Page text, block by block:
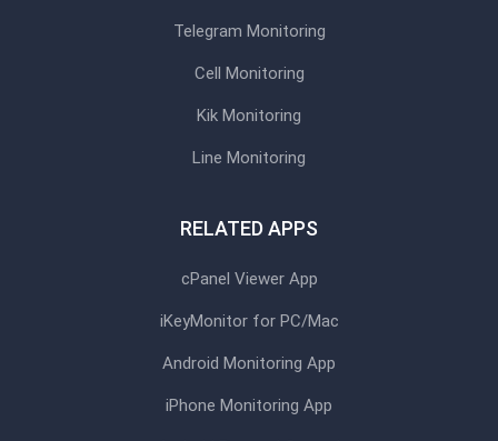
Telegram Monitoring
Cell Monitoring
Kik Monitoring
Line Monitoring
RELATED APPS
cPanel Viewer App
iKeyMonitor for PC/Mac
Android Monitoring App
iPhone Monitoring App